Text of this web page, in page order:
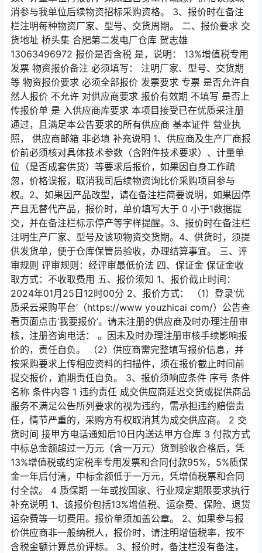
消参与我单位后续物资招标采购资格。 3、报价时在备注
栏注明每种物资厂家、型号、交货周期。 二、报价要求 交
货地址 桥头集 合肥第二发电厂仓库 贺志雄
13063496972 报价是否含税 是，说明： 13%增值税专用
发票 物资报价备注 必须填写： 注明厂家、型号、交货期
等 物资报价要求 必须全部报价 发票要求 专票 是否允许自
然人报价 不允许 对供应商要求 报价有效期 不填写 是否上
传报价单 是 入供应商库要求 本项目接受已在优质采注册
通过，且满足本公告要求的所有供应商 基本证件 营业执
照， 供应商邮箱 非必填 补充说明 1、供应商及生产厂商报
价前必须核对具体技术参数（含附件技术要求）、计量单
位（是否成套供货）等要求后报价，如果因自身工作疏
忽，价格误报，取消我司后续物资询比价采购项目参与
权。2、如果因产品改型，请在备注栏简要说明，如果因停
产且无替代产品，报价时，单价填写大于 0 小于1数据提
交，并在备注栏标示停产等字样提醒。3、报价时在备注栏
注明生产厂家、型号及该项物资交货期。4、供货时，须提
供发货单，便于仓库保管员验收，办理结算事宜。 三、评
审规则 评审规则：经评审最低价法 四、保证金 保证金收
取方式：不收取费用 五、报价须知 1、报价截止时间：
2024年01月25日12时00分 2、报价方式： （1）登录’优
质采云采购平台’（https://www youzhicai com/）公告查
看页面点击’我要报价’。请未注册的供应商及时办理注册审
核，注册咨询电话： 。因未及时办理注册审核手续影响报
价的，责任自负。 （2）供应商需完整填写报价信息，并
按采购要求上传相应资料的扫描件，须在报价截止时间前
提交报价，逾期责任自负。 3、报价须响应条件 序号 条件
名称 条件内容 1 违约责任 成交供应商延迟交货或提供商品
服务不满足公告所列要求的视为违约，需承担违约赔偿责
任，情节严重的，采购方有权取消其为成交供应商。 2 交
货时间 接甲方电话通知后10日内送达甲方仓库 3 付款方式
中标总金额超过一万元（含一万元）货到验收合格后，凭
13%增值税或约定税率专用发票和合同付款95%，5%质保
金一年后付清，中标金额低于一万元，凭增值税票和合同
付全款。 4 质保期 一年或按国家、行业规定期限要求执行
补充说明 1、该报价包括13%增值税、运杂费、保险、退货
运杂费等一切费用。报价单须加盖公章。 2、如果参与报
价供应商非一般纳税人，报价时，请注明增值税率，按不
含税金额计算总价评标。 3、报价时，备注栏没有备注，